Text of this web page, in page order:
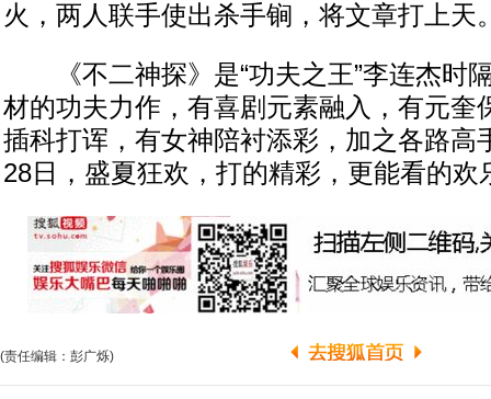
火，两人联手使出杀手锏，将文章打上天
《不二神探》是“功夫之王”李连杰时
材的功夫力作，有喜剧元素融入，有元奎
插科打诨，有女神陪衬添彩，加之各路高
28日，盛夏狂欢，打的精彩，更能看的欢
(责任编辑：彭广烁)